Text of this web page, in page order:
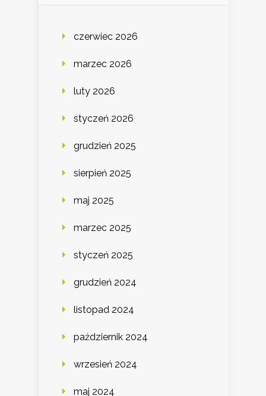
czerwiec 2026
marzec 2026
luty 2026
styczeń 2026
grudzień 2025
sierpień 2025
maj 2025
marzec 2025
styczeń 2025
grudzień 2024
listopad 2024
październik 2024
wrzesień 2024
maj 2024